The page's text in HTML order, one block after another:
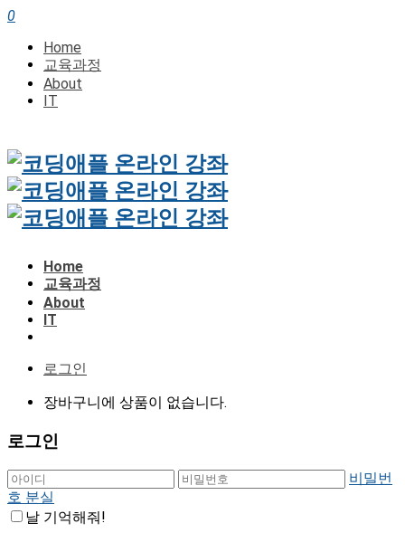
0
Home
교육과정
About
IT
Home
교육과정
About
IT
로그인
장바구니에 상품이 없습니다.
로그인
비밀번
호 분실
날 기억해줘!